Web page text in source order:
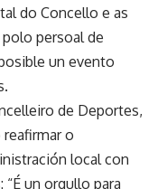
do Concello e as
persoal de
un evento
de Deportes,
o
local con
un orgullo para